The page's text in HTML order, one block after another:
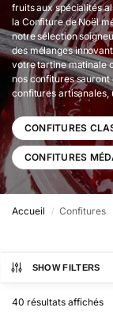
fruits aux spécialités
la Confiture de Noël
notre sélection
des mélanges
votre tartine matinale
nos confitures
confitures artisanales,
CONFITURES
CONFITURES
Accueil / Confitures
SHOW FILTERS
40 résultats affichés